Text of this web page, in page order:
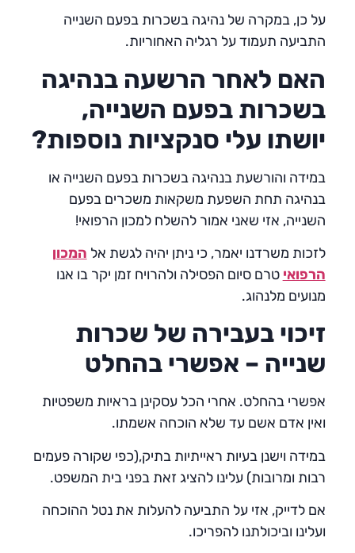
על כן, במקרה של נהיגה בשכרות בפעם השנייה
התביעה תעמוד על רגליה האחוריות.
האם לאחר הרשעה בנהיגה
בשכרות בפעם השנייה,
יושתו עלי סנקציות נוספות?
במידה והורשעת בנהיגה בשכרות בפעם השנייה או
בנהיגה תחת השפעת משקאות משכרים בפעם
השנייה, אזי שאני אמור להשלח למכון הרפואי!
לזכות משרדנו יאמר, כי ניתן יהיה לגשת אל המכון
הרפואי טרם סיום הפסילה ולהרויח זמן יקר בו אנו
מנועים מלנהוג.
זיכוי בעבירה של שכרות
שנייה – אפשרי בהחלט
אפשרי בהחלט. אחרי הכל עסקינן בראיות משפטיות
ואין אדם אשם עד שלא הוכחה אשמתו.
במידה וישנן בעיות ראייתיות בתיק,(כפי שקורה פעמים
רבות ומרובות) עלינו להציג זאת בפני בית המשפט.
אם לדייק, אזי על התביעה להעלות את נטל ההוכחה
ועלינו וביכולתנו להפריכו.